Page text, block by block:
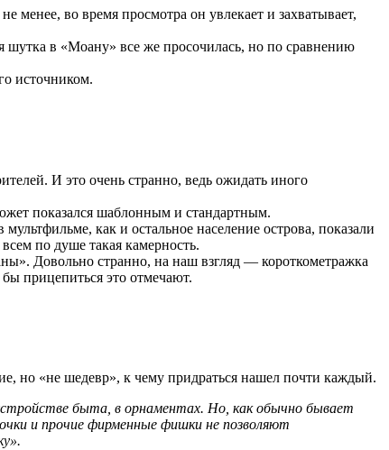
во время просмотра он увлекает и захватывает,
в «Моану» все же просочилась, но по сравнению
источником.
И это очень странно, ведь ожидать иного
показался шаблонным и стандартным.
как и остальное население острова, показали
по душе такая камерность.
Довольно странно, на наш взгляд — короткометражка
прицепиться это отмечают.
но «не шедевр», к чему придраться нашел почти каждый.
быта, в орнаментах. Но, как обычно бывает
и прочие фирменные фишки не позволяют